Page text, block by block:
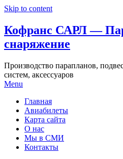
Skip to content
Кофранс САРЛ —
снаряжение
Производство парапланов,
систем, аксессуаров
Menu
Главная
Авиабилеты
Карта сайта
О нас
Мы в СМИ
Контакты